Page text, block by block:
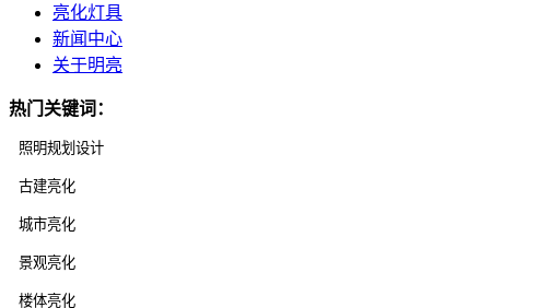
亮化灯具
新闻中心
关于明亮
热门关键词：